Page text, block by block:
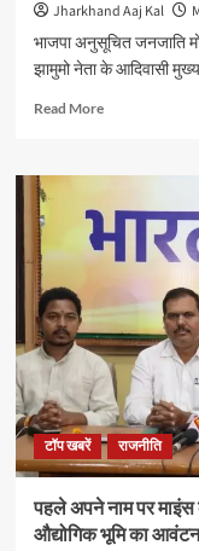
और
लोगों
की
समस्याओं
को
निवारण
दिया
आश्वासन
Jharkhand Aaj Kal
भाजपा अनुसूचित जनजाति
झामुमो नेता के आदिवासी
Read MoreRead
हेमंत
जी
काम
,नाम
के
आदिवासी
मुख्यमंत्री
हैं
:
समीर
उरांव
टॉप खबरें राजनीति
पहले अपने नाम पर
औद्योगिक भूमि का